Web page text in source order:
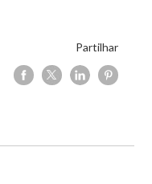
Partilhar